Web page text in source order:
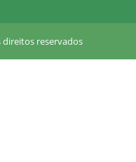
reservados